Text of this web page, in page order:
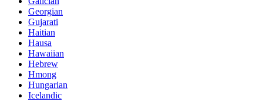
Georgian
Gujarati
Haitian
Hausa
Hawaiian
Hebrew
Hmong
Hungarian
Icelandic